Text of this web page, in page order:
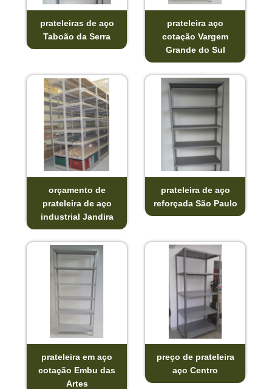
prateleiras de aço
Taboão da Serra
prateleira aço
cotação Vargem
Grande do Sul
orçamento de
prateleira de aço
industrial Jandira
prateleira de aço
reforçada São Paulo
prateleira em aço
cotação Embu das
Artes
preço de prateleira
aço Centro